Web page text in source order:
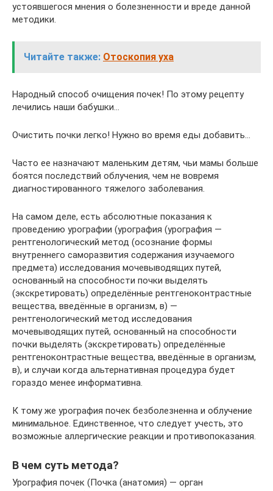
устоявшегося мнения о болезненности и вреде данной
методики.
Читайте также: Отоскопия уха
Народный способ очищения почек! По этому рецепту
лечились наши бабушки…
Очистить почки легко! Нужно во время еды добавить…
Часто ее назначают маленьким детям, чьи мамы больше
боятся последствий облучения, чем не вовремя
диагностированного тяжелого заболевания.
На самом деле, есть абсолютные показания к
проведению урографии (урография (урография —
рентгенологический метод (осознание формы
внутреннего саморазвития содержания изучаемого
предмета) исследования мочевыводящих путей,
основанный на способности почки выделять
(экскретировать) определённые рентгеноконтрастные
вещества, введённые в организм, в) —
рентгенологический метод исследования
мочевыводящих путей, основанный на способности
почки выделять (экскретировать) определённые
рентгеноконтрастные вещества, введённые в организм,
в), и случаи когда альтернативная процедура будет
гораздо менее информативна.
К тому же урография почек безболезненна и облучение
минимальное. Единственное, что следует учесть, это
возможные аллергические реакции и противопоказания.
В чем суть метода?
Урография почек (Почка (анатомия) — орган